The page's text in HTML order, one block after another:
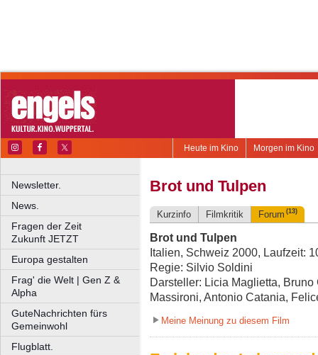
Morgen im Kino
Heute im Kino
Newsletter.
News.
Fragen der Zeit
Zukunft JETZT
Europa gestalten
Frag' die Welt | Gen Z &
Alpha
GuteNachrichten fürs
Gemeinwohl
Flugblatt.
Brot und Tulpen
Kurzinfo Filmkritik Forum (13)
Brot und Tulpen
Italien, Schweiz 2000, Laufzeit:
Regie: Silvio Soldini
Darsteller: Licia Maglietta,
Massironi, Antonio Catania,
Meine Meinung zu diesem Film